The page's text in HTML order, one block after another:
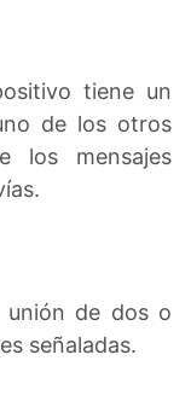
tiene un
de los otros
los mensajes
de dos o
señaladas.